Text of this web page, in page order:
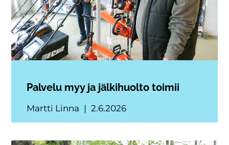
Palvelu myy ja jälkihuolto toimii
Martti Linna 2.6.2026